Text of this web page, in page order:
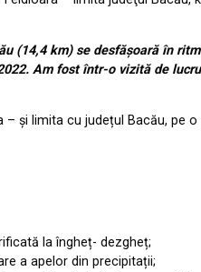
(14,4 km) se desfășoară în
Am fost într-o vizită de
și limita cu județul Bacău, pe
la îngheț- dezgheț;
a apelor din precipitații;